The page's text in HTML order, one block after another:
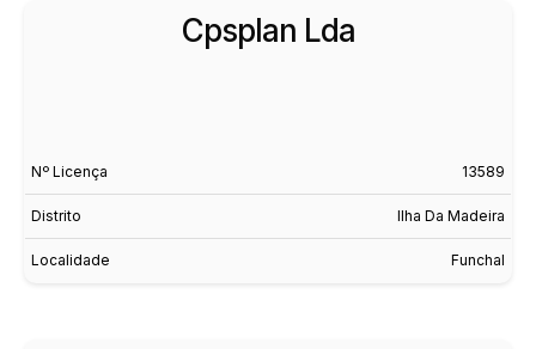
Cpsplan Lda
Nº Licença 13589
Distrito Ilha Da Madeira
Localidade Funchal